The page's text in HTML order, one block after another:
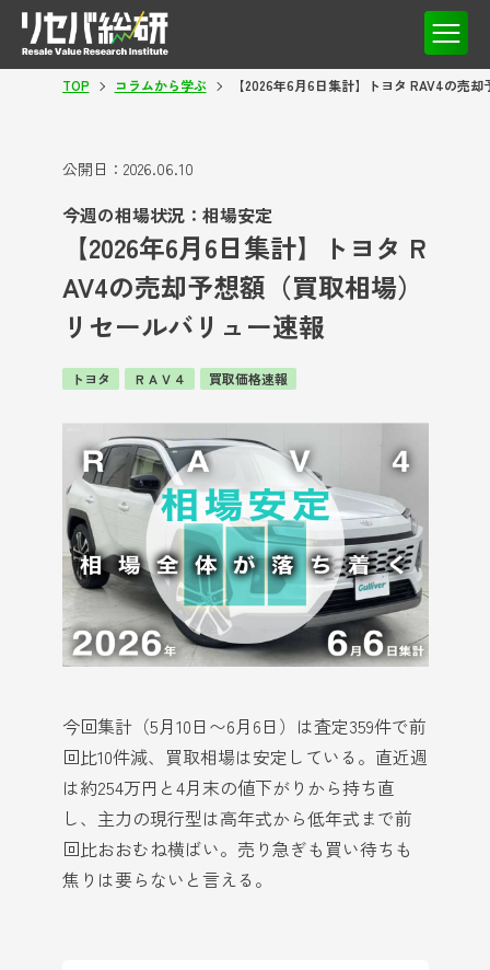
TOP コラムから学ぶ 【2026年6月6日集計】トヨタ RAV4の売
公開日： 2026.06.10
今週の相場状況：相場安定
【2026年6月6日集計】トヨタ R
AV4の売却予想額（買取相場）
リセールバリュー速報
トヨタ ＲＡＶ４ 買取価格速報
今回集計（5月10日〜6月6日）は査定359件で前
回比10件減、買取相場は安定している。直近週
は約254万円と4月末の値下がりから持ち直
し、主力の現行型は高年式から低年式まで前
回比おおむね横ばい。売り急ぎも買い待ちも
焦りは要らないと言える。